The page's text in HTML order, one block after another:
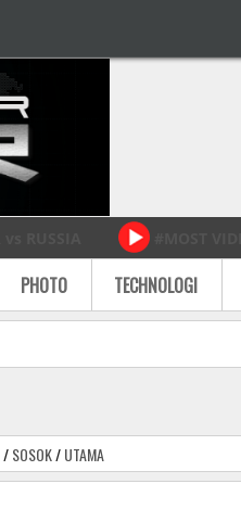
PHOTO TECHNOLOGI
/SOSOK/UTAMA